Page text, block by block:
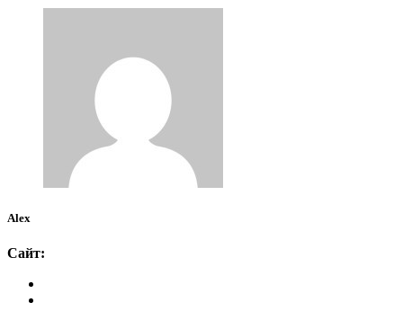
Alex
Сайт: